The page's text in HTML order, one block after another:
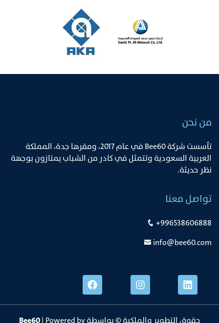
من نحن
ﺗﺄﺳﺴﺖ ﺷﺮﻛﺔ Bee60 ﻓﻲ ﻋﺎم 2017، وﻣﻘﺮﻫﺎ ﺟﺪة، اﻟﻤﻤﻠﻜﺔ
اﻟﻌﺮﺑﻴﺔ اﻟﺴﻌﻮدﻳﺔ وﺗﺘﻤﺜﻞ ﻓﻲ ﻛﺎدر ﻣﻦ اﻟﺸﺒﺎب ﻳﻤﺘﺎزون ﺑﻮﺟﻬﺔ
ﻧﻈﺮ ﺣﺪﻳﺜﺔ.
تواصل معنا
+996538606888
info@bee60.com
حقوق التطوير والملكية © بواسطة Bee60| Powered by